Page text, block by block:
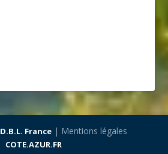
D.B.L. France| Mentions légales
COTE.AZUR.FR